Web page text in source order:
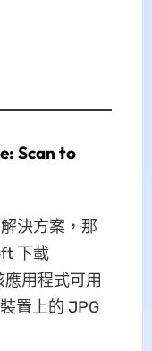
Scan to
決方案，那
下載
用程式可用
置上的 JPG